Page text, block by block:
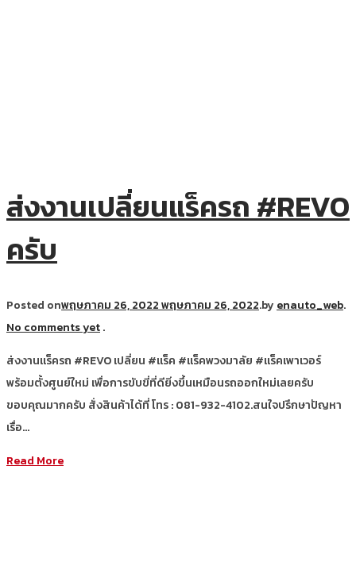
ส่งงานเปลี่ยนแร็ครถ #REVO
ครับ
Posted onพฤษภาคม 26, 2022พฤษภาคม 26, 2022.by enauto_web.
No comments yet.
ส่งงานแร็ครถ #REVO เปลี่ยน #แร็ค #แร็คพวงมาลัย #แร็คเพาเวอร์
พร้อมตั้งศูนย์ใหม่ เพื่อการขับขี่ที่ดียิ่งขึ้นเหมือนรถออกใหม่เลยครับ
ขอบคุณมากครับ สั่งสินค้าได้ที่ โทร : 081-932-4102.สนใจปรึกษาปัญหา
เรื่อ…
Read More